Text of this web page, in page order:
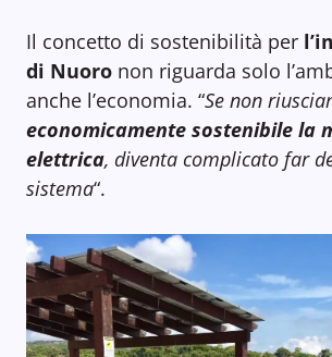
Il concetto di sostenibilità per
di Nuoro non riguarda solo
anche l’economia. “Se non
economicamente sostenibile la
elettrica, diventa complicato far
sistema“.